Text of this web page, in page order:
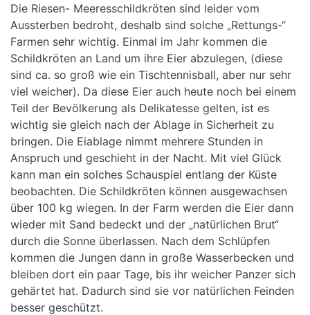
Die Riesen- Meeresschildkröten sind leider vom
Aussterben bedroht, deshalb sind solche „Rettungs-“
Farmen sehr wichtig. Einmal im Jahr kommen die
Schildkröten an Land um ihre Eier abzulegen, (diese
sind ca. so groß wie ein Tischtennisball, aber nur sehr
viel weicher). Da diese Eier auch heute noch bei einem
Teil der Bevölkerung als Delikatesse gelten, ist es
wichtig sie gleich nach der Ablage in Sicherheit zu
bringen. Die Eiablage nimmt mehrere Stunden in
Anspruch und geschieht in der Nacht. Mit viel Glück
kann man ein solches Schauspiel entlang der Küste
beobachten. Die Schildkröten können ausgewachsen
über 100 kg wiegen. In der Farm werden die Eier dann
wieder mit Sand bedeckt und der „natürlichen Brut“
durch die Sonne überlassen. Nach dem Schlüpfen
kommen die Jungen dann in große Wasserbecken und
bleiben dort ein paar Tage, bis ihr weicher Panzer sich
gehärtet hat. Dadurch sind sie vor natürlichen Feinden
besser geschützt.